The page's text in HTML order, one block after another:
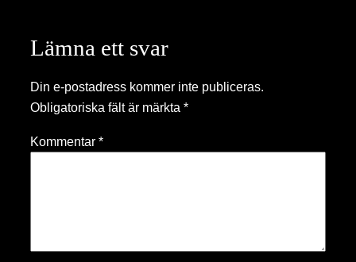
Lämna ett svar
Din e-postadress kommer inte publiceras.
Obligatoriska fält är märkta *
Kommentar *